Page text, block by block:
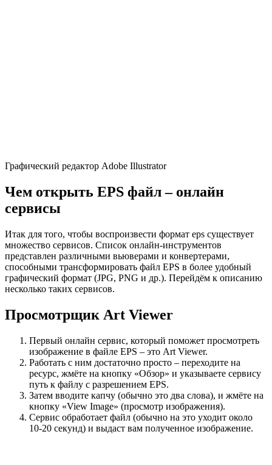
Графический редактор Adobe Illustrator
Чем открыть EPS файл – онлайн
сервисы
Итак для того, чтобы воспроизвести формат eps существует
множество сервисов. Список онлайн-инструментов
представлен различными вьюверами и конвертерами,
способными трансформировать файл EPS в более удобный
графический формат (JPG, PNG и др.). Перейдём к описанию
несколько таких сервисов.
Просмотрщик Art Viewer
Первый онлайн сервис, который поможет просмотреть
изображение в файле EPS – это Art Viewer.
Работать с ним достаточно просто – переходите на
ресурс, жмёте на кнопку «Обзор» и указываете сервису
путь к файлу с разрешением EPS.
Затем вводите капчу (обычно это два слова), и жмёте на
кнопку «View Image» (просмотр изображения).
Сервис обработает файл (обычно на это уходит около
10-20 секунд) и выдаст вам полученное изображение.